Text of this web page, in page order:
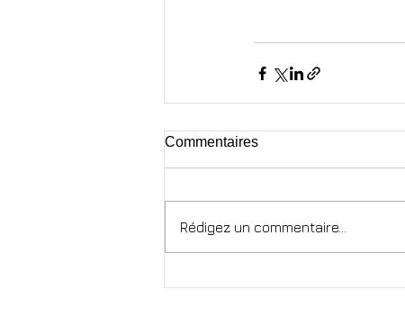
Commentaires
Rédigez un commentaire...